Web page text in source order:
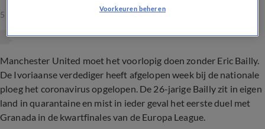
5 apr 2021, 20:11
Manchester United moet het voorlopig doen zonder Eric Bailly.
De Ivoriaanse verdediger heeft afgelopen week bij de nationale
ploeg het coronavirus opgelopen. De 26-jarige Bailly zit in eigen
land in quarantaine en mist in ieder geval het eerste duel met
Granada in de kwartfinales van de Europa League.
Voorkeuren beheren